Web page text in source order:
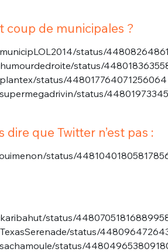
coup de municipales ?
status/
status/
status/448017764071256064
status/
que Twitter n’est pas :
status/
status/
status/
status/